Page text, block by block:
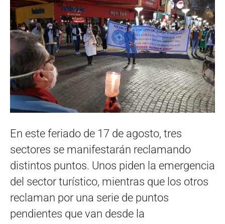
En este feriado de 17 de agosto, tres
sectores se manifestarán reclamando
distintos puntos. Unos piden la emergencia
del sector turístico, mientras que los otros
reclaman por una serie de puntos
pendientes que van desde la